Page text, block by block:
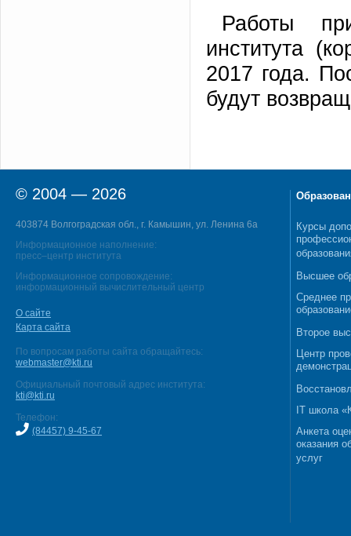
Работы
института
2017 года.
будут
© 2004 — 2026
403874 Волгоградская обл., г. Камышин, ул. Ленина 6а
Информационное наполнение:
пресс–центр института
Информационное сопровождение:
информационный вычислительный центр
О сайте
Карта сайта
По вопросам работы сайта обращайтесь:
webmaster@kti.ru
Официальный почтовый адрес института:
kti@kti.ru
Телефон:
(84457) 9-45-67
Курсы
Высшее
Среднее
Второе
Центр
IT школа
Анкета
оказания
услуг